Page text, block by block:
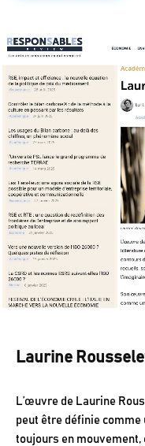
Laurine
L’œuvre de Laurine
peut être définie
toujours en